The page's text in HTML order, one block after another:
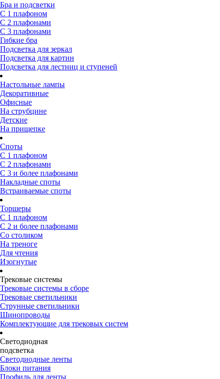
Бра и подсветки
С 1 плафоном
С 2 плафонами
С 3 плафонами
Гибкие бра
Подсветка для зеркал
Подсветка для картин
Подсветка для лестниц и ступеней
Настольные лампы
Декоративные
Офисные
На струбцине
Детские
На прищепке
Споты
С 1 плафоном
С 2 плафонами
С 3 и более плафонами
Накладные споты
Встраиваемые споты
Торшеры
С 1 плафоном
С 2 и более плафонами
Со столиком
На треноге
Для чтения
Изогнутые
Трековые системы
Трековые системы в сборе
Трековые светильники
Струнные светильники
Шинопроводы
Комплектующие для трековых систем
Светодиодная
подсветка
Светодиодные ленты
Блоки питания
Профиль для ленты